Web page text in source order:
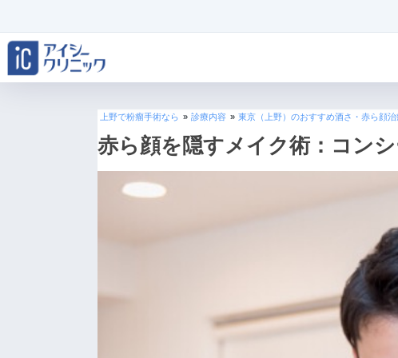
上野で粉瘤手術なら » 診療内容 » 東京（上野）のおすすめ酒さ・赤ら顔
赤ら顔を隠すメイク術：コン